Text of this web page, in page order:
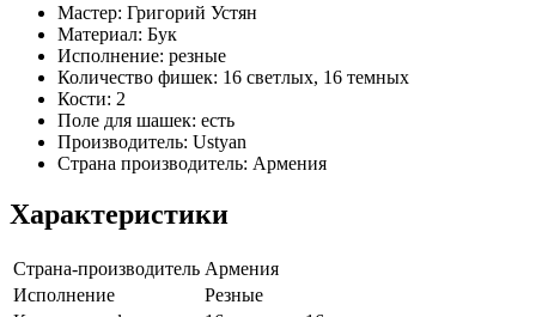
Мастер: Григорий Устян
Материал: Бук
Исполнение: резные
Количество фишек: 16 светлых, 16 темных
Кости: 2
Поле для шашек: есть
Производитель: Ustyan
Страна производитель: Армения
Характеристики
Страна-производитель Армения
Исполнение
Резные